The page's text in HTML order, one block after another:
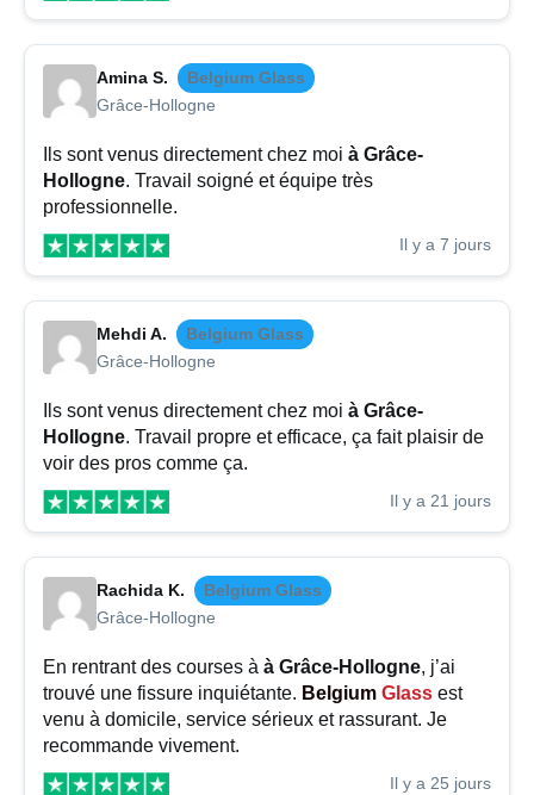
Amina S.
Belgium Glass
Grâce-Hollogne
Ils sont venus directement chez moi à Grâce-
Hollogne. Travail soigné et équipe très
professionnelle.
Il y a 7 jours
Mehdi A.
Belgium Glass
Grâce-Hollogne
Ils sont venus directement chez moi à Grâce-
Hollogne. Travail propre et efficace, ça fait plaisir de
voir des pros comme ça.
Il y a 21 jours
Rachida K.
Belgium Glass
Grâce-Hollogne
En rentrant des courses à à Grâce-Hollogne, j’ai
trouvé une fissure inquiétante. Belgium Glass est
venu à domicile, service sérieux et rassurant. Je
recommande vivement.
Il y a 25 jours